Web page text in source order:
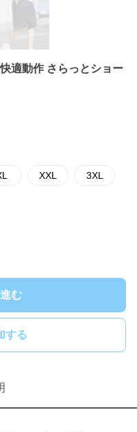
適動作 さらっとショー
XXL 3XL
む
する